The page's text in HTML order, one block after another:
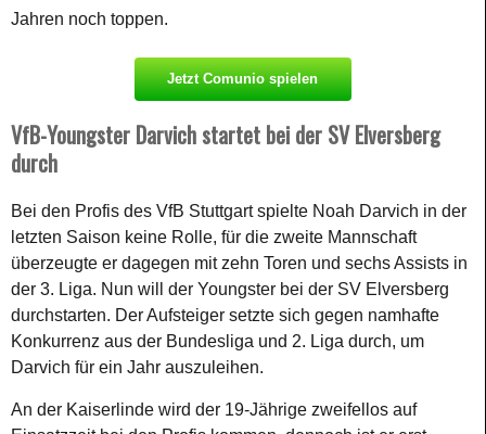
Jahren noch toppen.
Jetzt Comunio spielen
VfB-Youngster Darvich startet bei der SV Elversberg
durch
Bei den Profis des VfB Stuttgart spielte Noah Darvich in der
letzten Saison keine Rolle, für die zweite Mannschaft
überzeugte er dagegen mit zehn Toren und sechs Assists in
der 3. Liga. Nun will der Youngster bei der SV Elversberg
durchstarten. Der Aufsteiger setzte sich gegen namhafte
Konkurrenz aus der Bundesliga und 2. Liga durch, um
Darvich für ein Jahr auszuleihen.
An der Kaiserlinde wird der 19-Jährige zweifellos auf